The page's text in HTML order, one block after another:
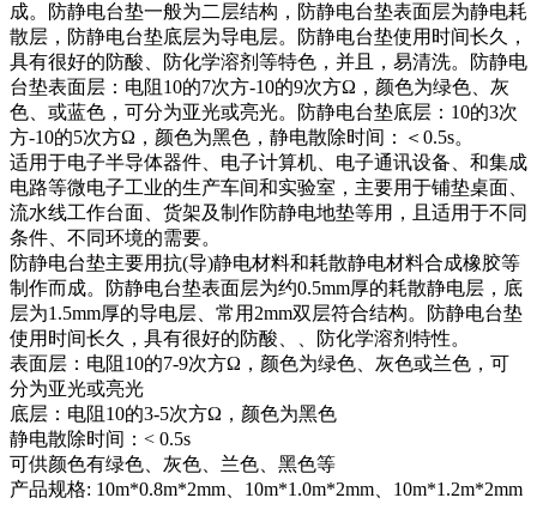
成。防静电台垫一般为二层结构，防静电台垫表面层为静电耗
散层，防静电台垫底层为导电层。防静电台垫使用时间长久，
具有很好的防酸、防化学溶剂等特色，并且，易清洗。防静电
台垫表面层：电阻10的7次方-10的9次方Ω，颜色为绿色、灰
色、或蓝色，可分为亚光或亮光。防静电台垫底层：10的3次
方-10的5次方Ω，颜色为黑色，静电散除时间：＜0.5s。
适用于电子半导体器件、电子计算机、电子通讯设备、和集成
电路等微电子工业的生产车间和实验室，主要用于铺垫桌面、
流水线工作台面、货架及制作防静电地垫等用，且适用于不同
条件、不同环境的需要。
防静电台垫主要用抗(导)静电材料和耗散静电材料合成橡胶等
制作而成。防静电台垫表面层为约0.5mm厚的耗散静电层，底
层为1.5mm厚的导电层、常用2mm双层符合结构。防静电台垫
使用时间长久，具有很好的防酸、、防化学溶剂特性。
表面层：电阻10的7-9次方Ω，颜色为绿色、灰色或兰色，可
分为亚光或亮光
底层：电阻10的3-5次方Ω，颜色为黑色
静电散除时间：< 0.5s
可供颜色有绿色、灰色、兰色、黑色等
产品规格: 10m*0.8m*2mm、10m*1.0m*2mm、10m*1.2m*2mm